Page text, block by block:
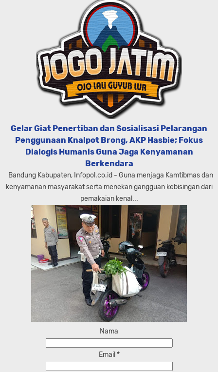
Gelar Giat Penertiban dan Sosialisasi Pelarangan
Penggunaan Knalpot Brong, AKP Hasbie; Fokus
Dialogis Humanis Guna Jaga Kenyamanan
Berkendara
Bandung Kabupaten, Infopol.co.id - Guna menjaga Kamtibmas dan
kenyamanan masyarakat serta menekan gangguan kebisingan dari
pemakaian kenal...
Nama
Email *